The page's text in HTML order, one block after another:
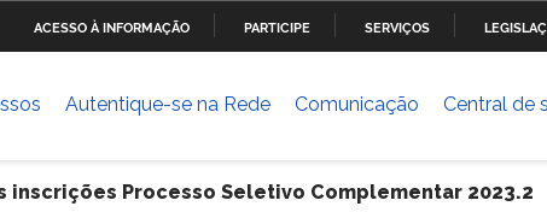
PARA
ACESSO À INFORMAÇÃO PARTICIPE SERVIÇOS
Autentique-se na Rede Comunicação Central de
inscrições Processo Seletivo Complementar 2023.2